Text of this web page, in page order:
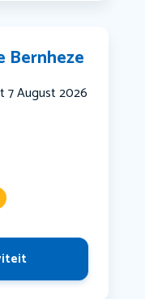
Bernheze
7 August 2026